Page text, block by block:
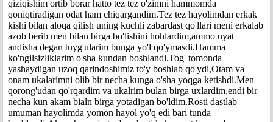
qiziqishim ortib borar hatto tez tez o'zimni hammomda
qoniqtiradigan odat ham chiqargandim.Tez tez hayolimdan erkak
kishi bilan aloqa qilish uning kuchli zabardast qo'llari meni erkalab
azob berib men bilan birga bo'lishini hohlardim,ammo uyat
andisha degan tuyg'ularim bunga yo'l qo'ymasdi.Hamma
ko'ngilsizliklarim o'sha kundan boshlandi.Tog' tomonda
yashaydigan uzoq qarindoshimiz to'y boshlab qo'ydi,Otam va
onam ukalarimni olib bir necha kunga o'sha yoqga ketishdi.Men
qorong'udan qo'rqardim va ukalrim bulan birga uxlardim,endi bir
necha kun akam bialn birga yotadigan bo'ldim.Rosti dastlab
umuman hayolimda yomon hayol yo'q edi bari tunda